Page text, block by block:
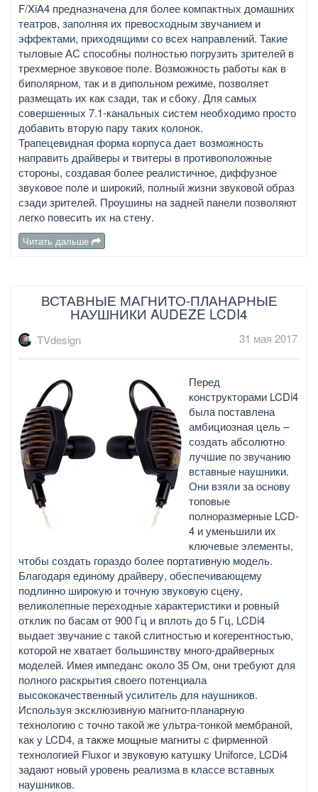
F/XiA4 предназначена для более компактных домашних
театров, заполняя их превосходным звучанием и
эффектами, приходящими со всех направлений. Такие
тыловые АС способны полностью погрузить зрителей в
трехмерное звуковое поле. Возможность работы как в
биполярном, так и в дипольном режиме, позволяет
размещать их как сзади, так и сбоку. Для самых
совершенных 7.1-канальных систем необходимо просто
добавить вторую пару таких колонок.
Трапецевидная форма корпуса дает возможность
направить драйверы и твитеры в противоположные
стороны, создавая более реалистичное, диффузное
звуковое поле и широкий, полный жизни звуковой образ
сзади зрителей. Проушины на задней панели позволяют
легко повесить их на стену.
Читать дальше
ВСТАВНЫЕ МАГНИТО-ПЛАНАРНЫЕ
НАУШНИКИ AUDEZE LCDI4
TVdesign 31 мая 2017
Перед
конструкторами LCDi4
была поставлена
амбициозная цель –
создать абсолютно
лучшие по звучанию
вставные наушники.
Они взяли за основу
топовые
полноразмерные LCD-
4 и уменьшили их
ключевые элементы,
чтобы создать гораздо более портативную модель.
Благодаря единому драйверу, обеспечивающему
подлинно широкую и точную звуковую сцену,
великолепные переходные характеристики и ровный
отклик по басам от 900 Гц и вплоть до 5 Гц, LCDi4
выдает звучание с такой слитностью и когерентностью,
которой не хватает большинству много-драйверных
моделей. Имея импеданс около 35 Ом, они требуют для
полного раскрытия своего потенциала
высококачественный усилитель для наушников.
Используя эксклюзивную магнито-планарную
технологию с точно такой же ультра-тонкой мембраной,
как у LCD4, а также мощные магниты с фирменной
технологией Fluxor и звуковую катушку Uniforce, LCDi4
задают новый уровень реализма в классе вставных
наушников.